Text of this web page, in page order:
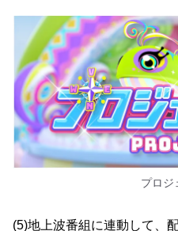
プロジ
(5)地上波番組に連動して、